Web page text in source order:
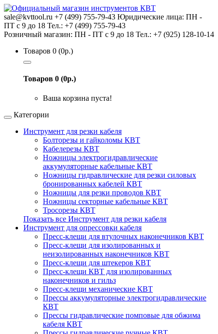
sale@kvttool.ru +7 (499) 755-79-43 Юридические лица: ПН -
ПТ с 9 до 18 Тел.: +7 (499) 755-79-43
Розничный магазин: ПН - ПТ с 9 до 18 Тел.: +7 (925) 128-10-14
Товаров 0 (0р.)
Товаров 0 (0р.)
Ваша корзина пуста!
Категории
Инструмент для резки кабеля
Болторезы и гайколомы КВТ
Кабелерезы КВТ
Ножницы электрогидравлические
аккумуляторные кабельные КВТ
Ножницы гидравлические для резки силовых
бронированных кабелей КВТ
Ножницы для резки проводов КВТ
Ножницы секторные кабельные КВТ
Тросорезы КВТ
Показать все Инструмент для резки кабеля
Инструмент для опрессовки кабеля
Пресс-клещи для втулочных наконечников КВТ
Пресс-клещи для изолированных и
неизолированных наконечников КВТ
Пресс-клещи для штекеров КВТ
Пресс-клещи КВТ для изолированных
наконечников и гильз
Пресс-клещи механические КВТ
Прессы аккумуляторные электрогидравлические
КВТ
Прессы гидравлические помповые для обжима
кабеля КВТ